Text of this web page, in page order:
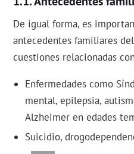
De igual forma, es
antecedentes familiares
cuestiones relacionadas
Enfermedades como
mental, epilepsia,
Alzheimer en edades
Suicidio,